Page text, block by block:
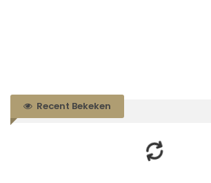
Recent Bekeken